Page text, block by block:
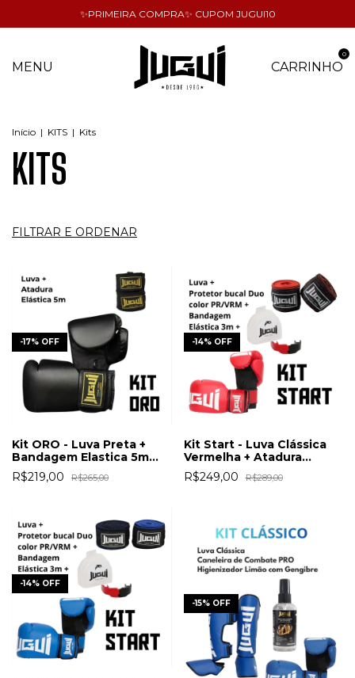
✨PRIMEIRA COMPRA✨ CUPOM JUGUI10
MENU CARRINHO
0
Início | KITS | Kits
KITS
FILTRAR E ORDENAR
-17% OFF
Kit ORO - Luva Preta +
Bandagem Elastica 5m
Preta
R$219,00 R$265,00
-14% OFF
Kit Start - Luva Clássica
Vermelha + Atadura
Elástica 3m VRM + Bucal
Duo Color PR/VRM
R$249,00 R$289,00
-14% OFF
-15% OFF